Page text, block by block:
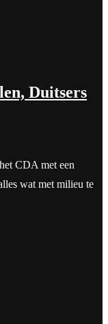
Duitsers
CDA met een
wat met milieu te